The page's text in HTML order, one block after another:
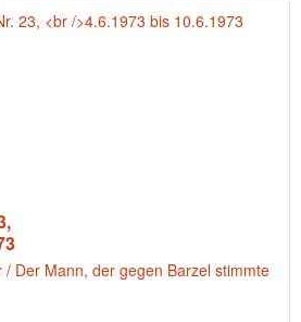
/ Der Mann, der gegen Barzel stimmte